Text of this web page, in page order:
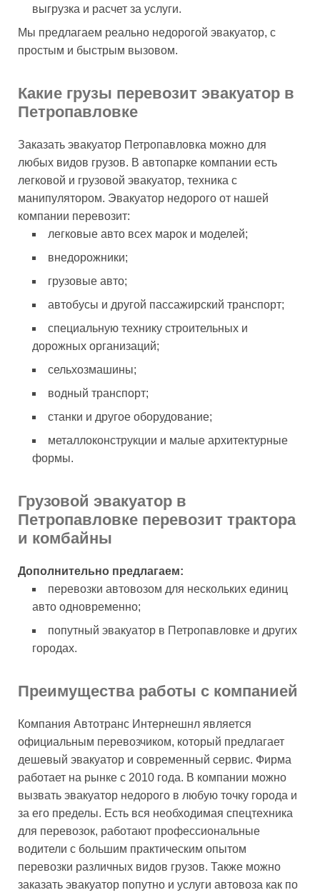
выгрузка и расчет за услуги.
Мы предлагаем реально недорогой эвакуатор, с
простым и быстрым вызовом.
Какие грузы перевозит эвакуатор в
Петропавловке
Заказать эвакуатор Петропавловка можно для
любых видов грузов. В автопарке компании есть
легковой и грузовой эвакуатор, техника с
манипулятором. Эвакуатор недорого от нашей
компании перевозит:
легковые авто всех марок и моделей;
внедорожники;
грузовые авто;
автобусы и другой пассажирский транспорт;
специальную технику строительных и
дорожных организаций;
сельхозмашины;
водный транспорт;
станки и другое оборудование;
металлоконструкции и малые архитектурные
формы.
Грузовой эвакуатор в
Петропавловке перевозит трактора
и комбайны
Дополнительно предлагаем:
перевозки автовозом для нескольких единиц
авто одновременно;
попутный эвакуатор в Петропавловке и других
городах.
Преимущества работы с компанией
Компания Автотранс Интернешнл является
официальным перевозчиком, который предлагает
дешевый эвакуатор и современный сервис. Фирма
работает на рынке с 2010 года. В компании можно
вызвать эвакуатор недорого в любую точку города и
за его пределы. Есть вся необходимая спецтехника
для перевозок, работают профессиональные
водители с большим практическим опытом
перевозки различных видов грузов. Также можно
заказать эвакуатор попутно и услуги автовоза как по